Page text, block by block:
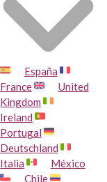
España
France
United
Kingdom
Ireland
Portugal
Deutschland
Italia
México
Chile